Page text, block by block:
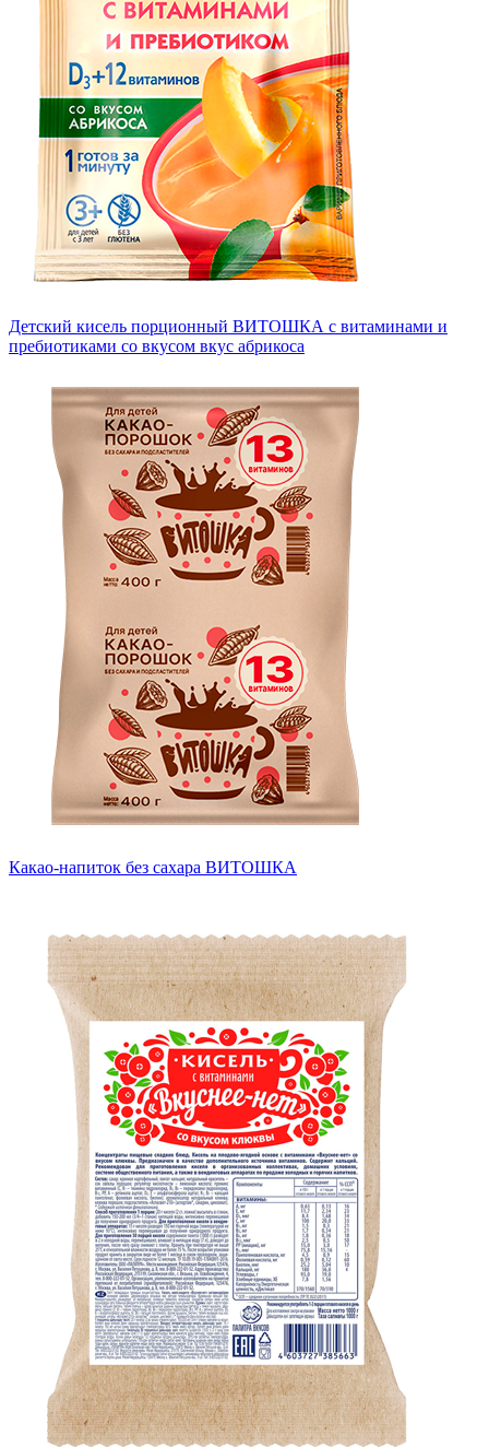
Детский кисель порционный ВИТОШКА с витаминами и
пребиотиками со вкусом вкус абрикоса
Какао-напиток без сахара ВИТОШКА